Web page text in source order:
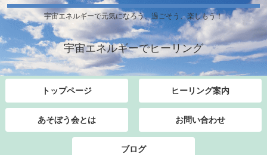
宇宙エネルギーで元気になろう、過ごそう、楽しもう！
宇宙エネルギーでヒーリング
トップページ ヒーリング案内
あそぼう会とは お問い合わせ
ブログ